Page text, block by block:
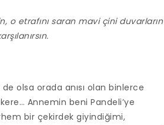
o etrafını saran mavi çini duvarların
olsa orada anısı olan binlerce
Annemin beni Pandeli’ye
bir çekirdek giyindiğimi,